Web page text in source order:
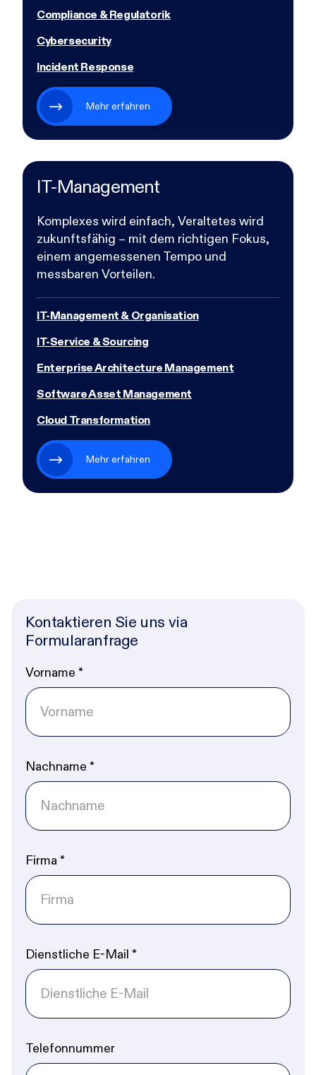
Compliance & Regulatorik
Cybersecurity
Incident Response
Mehr erfahren
IT-Management
Komplexes wird einfach, Veraltetes wird
zukunftsfähig – mit dem richtigen Fokus,
einem angemessenen Tempo und
messbaren Vorteilen.
IT-Management & Organisation
IT-Service & Sourcing
Enterprise Architecture Management
Software Asset Management
Cloud Transformation
Mehr erfahren
Kontaktieren Sie uns via
Formularanfrage
Vorname *
Nachname *
Firma *
Dienstliche E-Mail *
Telefonnummer